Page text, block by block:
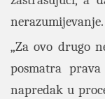
nerazumijevanje.
„Za ovo drugo
posmatra
napredak u